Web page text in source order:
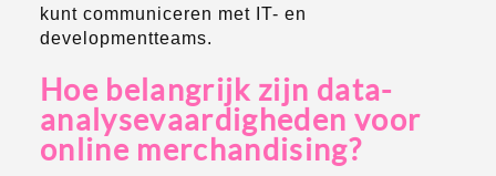
kunt communiceren met IT- en
developmentteams.
Hoe belangrijk zijn data-
analysevaardigheden voor
online merchandising?